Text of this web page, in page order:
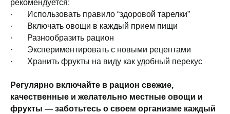
рекомендуется:
· Использовать правило “здоровой тарелки”
· Включать овощи в каждый прием пищи
· Разнообразить рацион
· Экспериментировать с новыми рецептами
· Хранить фрукты на виду как удобный перекус
Регулярно включайте в рацион свежие,
качественные и желательно местные овощи и
фрукты — заботьтесь о своем организме каждый